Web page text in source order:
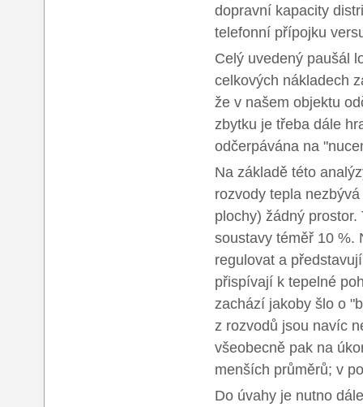
dopravní kapacity
telefonní přípojku
Celý uvedený paušál
celkových nákladech
že v našem objektu
zbytku je třeba dále
odčerpávána na
Na základě této
rozvody tepla
plochy) žádný
soustavy téměř 10 %.
regulovat a
přispívají k tepelné
zachází jakoby šlo o
z rozvodů jsou navíc
všeobecně pak na
menších průměrů; v
Do úvahy je nutno